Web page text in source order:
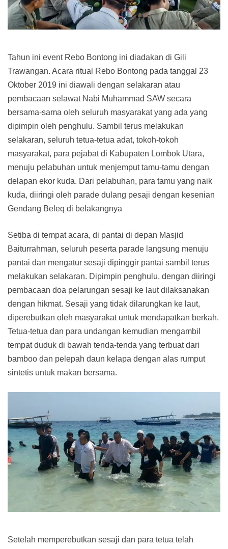
Tahun ini event Rebo Bontong ini diadakan di Gili
Trawangan. Acara ritual Rebo Bontong pada tanggal 23
Oktober 2019 ini diawali dengan selakaran atau
pembacaan selawat Nabi Muhammad SAW secara
bersama-sama oleh seluruh masyarakat yang ada yang
dipimpin oleh penghulu. Sambil terus melakukan
selakaran, seluruh tetua-tetua adat, tokoh-tokoh
masyarakat, para pejabat di Kabupaten Lombok Utara,
menuju pelabuhan untuk menjemput tamu-tamu dengan
delapan ekor kuda. Dari pelabuhan, para tamu yang naik
kuda, diiringi oleh parade dulang pesaji dengan kesenian
Gendang Beleq di belakangnya
Setiba di tempat acara, di pantai di depan Masjid
Baiturrahman, seluruh peserta parade langsung menuju
pantai dan mengatur sesaji dipinggir pantai sambil terus
melakukan selakaran. Dipimpin penghulu, dengan diiringi
pembacaan doa pelarungan sesaji ke laut dilaksanakan
dengan hikmat. Sesaji yang tidak dilarungkan ke laut,
diperebutkan oleh masyarakat untuk mendapatkan berkah.
Tetua-tetua dan para undangan kemudian mengambil
tempat duduk di bawah tenda-tenda yang terbuat dari
bamboo dan pelepah daun kelapa dengan alas rumput
sintetis untuk makan bersama.
Setelah memperebutkan sesaji dan para tetua telah